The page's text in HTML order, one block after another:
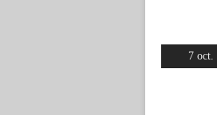
7 oct.